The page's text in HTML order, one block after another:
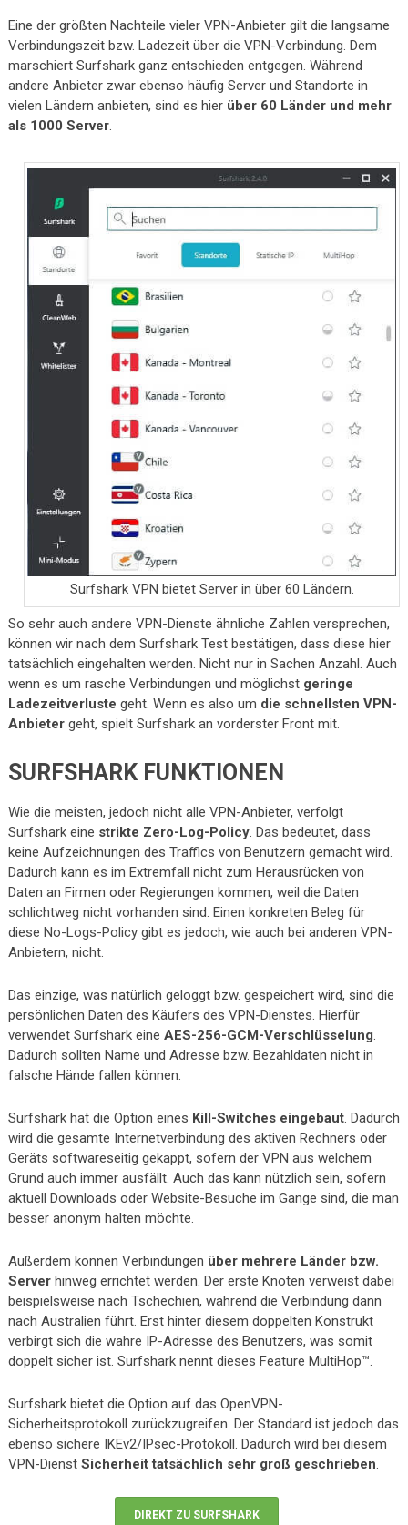
Eine der größten Nachteile vieler VPN-Anbieter gilt die langsame
Verbindungszeit bzw. Ladezeit über die VPN-Verbindung. Dem
marschiert Surfshark ganz entschieden entgegen. Während
andere Anbieter zwar ebenso häufig Server und Standorte in
vielen Ländern anbieten, sind es hier über 60 Länder und mehr
als 1000 Server.
Surfshark VPN bietet Server in über 60 Ländern.
So sehr auch andere VPN-Dienste ähnliche Zahlen versprechen,
können wir nach dem Surfshark Test bestätigen, dass diese hier
tatsächlich eingehalten werden. Nicht nur in Sachen Anzahl. Auch
wenn es um rasche Verbindungen und möglichst geringe
Ladezeitverluste geht. Wenn es also um die schnellsten VPN-
Anbietergeht, spielt Surfshark an vorderster Front mit.
SURFSHARK FUNKTIONEN
Wie die meisten, jedoch nicht alle VPN-Anbieter, verfolgt
Surfshark eine strikte Zero-Log-Policy. Das bedeutet, dass
keine Aufzeichnungen des Traffics von Benutzern gemacht wird.
Dadurch kann es im Extremfall nicht zum Herausrücken von
Daten an Firmen oder Regierungen kommen, weil die Daten
schlichtweg nicht vorhanden sind. Einen konkreten Beleg für
diese No-Logs-Policy gibt es jedoch, wie auch bei anderen VPN-
Anbietern, nicht.
Das einzige, was natürlich geloggt bzw. gespeichert wird, sind die
persönlichen Daten des Käufers des VPN-Dienstes. Hierfür
verwendet Surfshark eine AES-256-GCM-Verschlüsselung.
Dadurch sollten Name und Adresse bzw. Bezahldaten nicht in
falsche Hände fallen können.
Surfshark hat die Option eines Kill-Switches eingebaut. Dadurch
wird die gesamte Internetverbindung des aktiven Rechners oder
Geräts softwareseitig gekappt, sofern der VPN aus welchem
Grund auch immer ausfällt. Auch das kann nützlich sein, sofern
aktuell Downloads oder Website-Besuche im Gange sind, die man
besser anonym halten möchte.
Außerdem können Verbindungen über mehrere Länder bzw.
Serverhinweg errichtet werden. Der erste Knoten verweist dabei
beispielsweise nach Tschechien, während die Verbindung dann
nach Australien führt. Erst hinter diesem doppelten Konstrukt
verbirgt sich die wahre IP-Adresse des Benutzers, was somit
doppelt sicher ist. Surfshark nennt dieses Feature MultiHop™.
Surfshark bietet die Option auf das OpenVPN-
Sicherheitsprotokoll zurückzugreifen. Der Standard ist jedoch das
ebenso sichere IKEv2/IPsec-Protokoll. Dadurch wird bei diesem
VPN-Dienst Sicherheit tatsächlich sehr groß geschrieben.
DIREKT ZU SURFSHARK